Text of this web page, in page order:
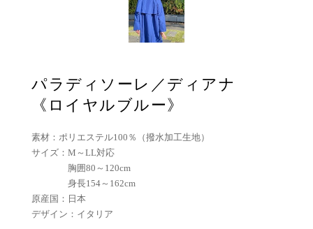
パラディソーレ／ディアナ
《ロイヤルブルー》
素材：ポリエステル100％（撥水加工生地）
サイズ：M～LL対応
胸囲80～120cm
身長154～162cm
原産国：日本
デザイン：イタリア